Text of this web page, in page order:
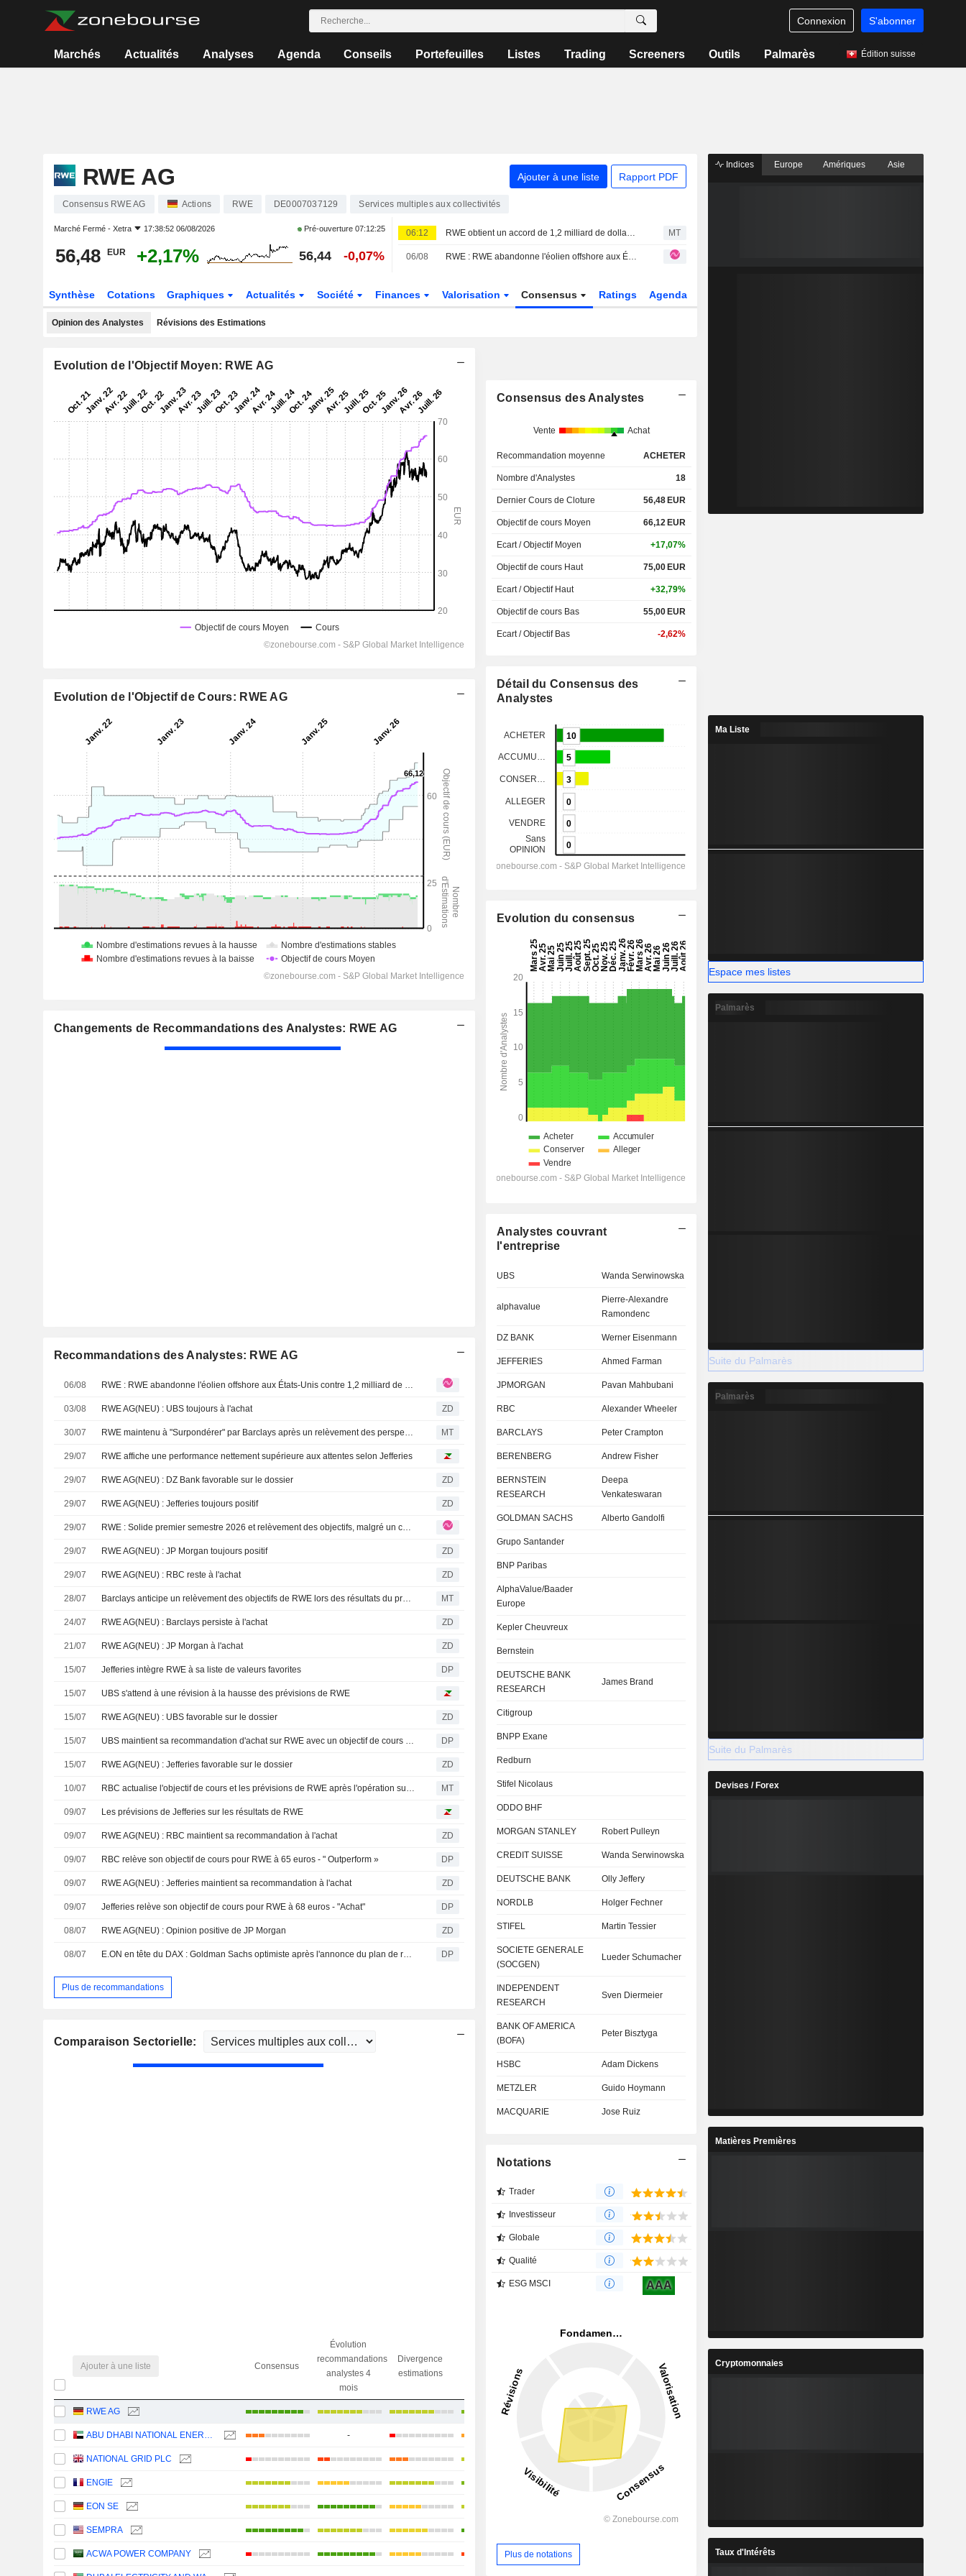
Connexion S'abonner
Marchés Actualités Analyses Agenda Conseils Portefeuilles Listes Trading Screeners Outils Palmarès Édition suisse
RWE AG Ajouter à une liste Rapport PDF
Consensus RWE AG Actions RWE DE0007037129 Services multiples aux collectivités
Marché Fermé - Xetra 17:38:52 06/08/2026 Pré-ouverture07:12:25
56,48 EUR +2,17% 56,44 -0,07%
06:12 RWE obtient un accord de 1,2 milliard de dollars pour ses projets éoliens offshore aux États-Unis MT
06/08 RWE : RWE abandonne l'éolien offshore aux États-Unis contre 1,2 milliard de dollars de l'administration américaine
Synthèse Cotations Graphiques Actualités Société Finances Valorisation Consensus Ratings Agenda
Opinion des Analystes Révisions des Estimations
Evolution de l'Objectif Moyen: RWE AG
Evolution de l'Objectif de Cours: RWE AG
Changements de Recommandations des Analystes: RWE AG
Recommandations des Analystes: RWE AG
06/08 RWE : RWE abandonne l'éolien offshore aux États-Unis contre 1,2 milliard de dollars de l'administration américaine
03/08 RWE AG(NEU) : UBS toujours à l'achat ZD
30/07 RWE maintenu à "Surpondérer" par Barclays après un relèvement des perspectives pour 2026 supérieur aux attentes MT
29/07 RWE affiche une performance nettement supérieure aux attentes selon Jefferies
29/07 RWE AG(NEU) : DZ Bank favorable sur le dossier ZD
29/07 RWE AG(NEU) : Jefferies toujours positif ZD
29/07 RWE : Solide premier semestre 2026 et relèvement des objectifs, malgré un changement de reporting sur Amprion à surveiller
29/07 RWE AG(NEU) : JP Morgan toujours positif ZD
29/07 RWE AG(NEU) : RBC reste à l'achat ZD
28/07 Barclays anticipe un relèvement des objectifs de RWE lors des résultats du premier semestre ; l'avis " Surpondérer » est maintenu MT
24/07 RWE AG(NEU) : Barclays persiste à l'achat ZD
21/07 RWE AG(NEU) : JP Morgan à l'achat ZD
15/07 Jefferies intègre RWE à sa liste de valeurs favorites DP
15/07 UBS s'attend à une révision à la hausse des prévisions de RWE
15/07 RWE AG(NEU) : UBS favorable sur le dossier ZD
15/07 UBS maintient sa recommandation d'achat sur RWE avec un objectif de cours de 66 euros DP
15/07 RWE AG(NEU) : Jefferies favorable sur le dossier ZD
10/07 RBC actualise l'objectif de cours et les prévisions de RWE après l'opération sur Amprion et l'augmentation de capital MT
09/07 Les prévisions de Jefferies sur les résultats de RWE
09/07 RWE AG(NEU) : RBC maintient sa recommandation à l'achat ZD
09/07 RBC relève son objectif de cours pour RWE à 65 euros - " Outperform » DP
09/07 RWE AG(NEU) : Jefferies maintient sa recommandation à l'achat ZD
09/07 Jefferies relève son objectif de cours pour RWE à 68 euros - "Achat" DP
08/07 RWE AG(NEU) : Opinion positive de JP Morgan ZD
08/07 E.ON en tête du DAX : Goldman Sachs optimiste après l'annonce du plan de réformes DP
Plus de recommandations
Comparaison Sectorielle:
Ajouter à une liste Consensus
Évolution
recommandations
analystes 4
mois
Divergence
estimations
RWE AG +19,61%
ABU DHABI NATIONAL ENERGY COMPANY - -9,64%
NATIONAL GRID PLC +14,08%
ENGIE +16,63%
EON SE
SEMPRA
ACWA POWER COMPANY -27,97%
Consensus des Analystes
Vente Achat
Recommandation moyenne ACHETER
Nombre d'Analystes 18
Dernier Cours de Cloture 56,48 EUR
Objectif de cours Moyen 66,12 EUR
Ecart / Objectif Moyen +17,07%
Objectif de cours Haut 75,00 EUR
Ecart / Objectif Haut +32,79%
Objectif de cours Bas 55,00 EUR
Ecart / Objectif Bas -2,62%
Détail du Consensus des
Analystes
Evolution du consensus
Analystes couvrant
l'entreprise
UBS Wanda Serwinowska
alphavalue
Pierre-Alexandre
Ramondenc
DZ BANK Werner Eisenmann
JEFFERIES Ahmed Farman
JPMORGAN Pavan Mahbubani
RBC Alexander Wheeler
BARCLAYS Peter Crampton
BERENBERG Andrew Fisher
BERNSTEIN
RESEARCH
Deepa
Venkateswaran
GOLDMAN SACHS Alberto Gandolfi
Grupo Santander
BNP Paribas
AlphaValue/Baader
Europe
Kepler Cheuvreux
Bernstein
DEUTSCHE BANK
RESEARCH
James Brand
Citigroup
BNPP Exane
Redburn
Stifel Nicolaus
ODDO BHF
MORGAN STANLEY Robert Pulleyn
CREDIT SUISSE Wanda Serwinowska
DEUTSCHE BANK Olly Jeffery
NORDLB Holger Fechner
STIFEL Martin Tessier
SOCIETE GENERALE
(SOCGEN)
Lueder Schumacher
INDEPENDENT
RESEARCH
Sven Diermeier
BANK OF AMERICA
(BOFA)
Peter Bisztyga
HSBC Adam Dickens
METZLER Guido Hoymann
MACQUARIE Jose Ruiz
Notations
Trader
Investisseur
Globale
Qualité
ESG MSCI AAA
Plus de notations
Indices Europe Amériques Asie
Ma Liste
Espace mes listes
Palmarès
Suite du Palmarès
Palmarès
Suite du Palmarès
Devises / Forex
Matières Premières
Cryptomonnaies
Taux d'Intérêts